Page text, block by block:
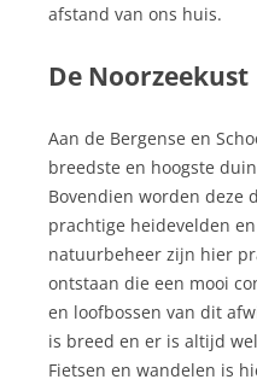
afstand van ons huis.
De Noorzeekust
Aan de Bergense en
breedste en hoogste
Bovendien worden deze
prachtige heidevelden
natuurbeheer zijn hier
ontstaan die een mooi
en loofbossen van dit
is breed en er is altijd
Fietsen en wandelen is